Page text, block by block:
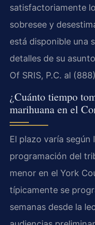
satisfactoriamente
sobresee y
está disponible una
detalles de su
Of SRIS, P.C. al
¿Cuánto tiempo
marihuana en el
El plazo varía según
programación del
menor en el York
típicamente se
semanas desde la